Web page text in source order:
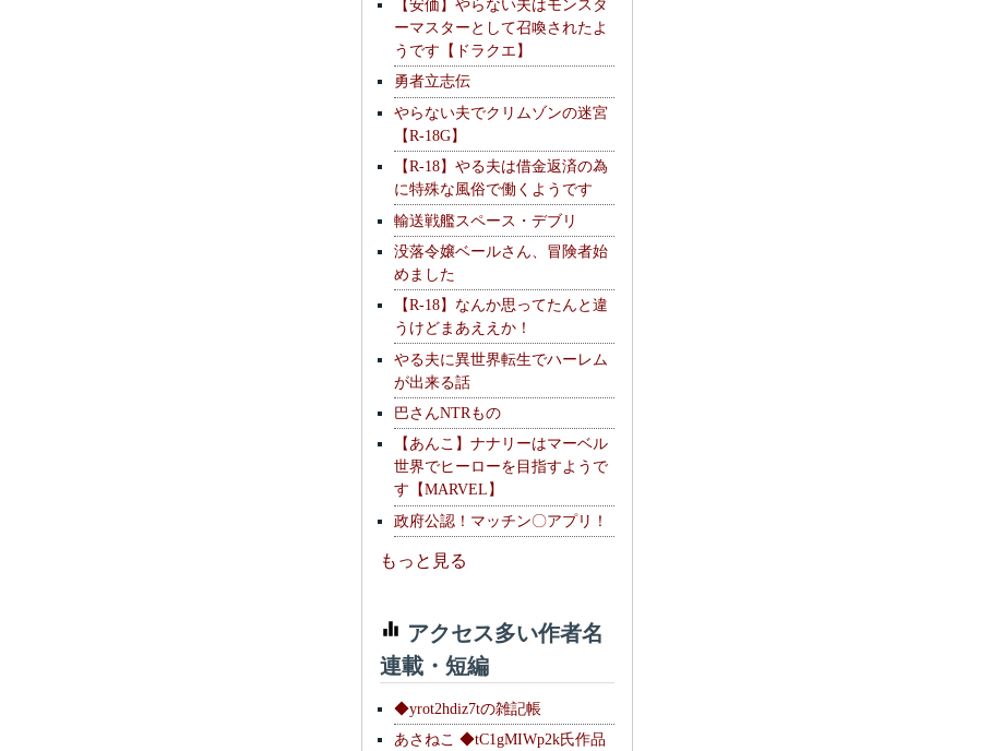
【安価】やらない夫はモンスタ
ーマスターとして召喚されたよ
うです【ドラクエ】
勇者立志伝
やらない夫でクリムゾンの迷宮
【R-18G】
【R-18】やる夫は借金返済の為
に特殊な風俗で働くようです
輸送戦艦スペース・デブリ
没落令嬢ベールさん、冒険者始
めました
【R-18】なんか思ってたんと違
うけどまあええか！
やる夫に異世界転生でハーレム
が出来る話
巴さんNTRもの
【あんこ】ナナリーはマーベル
世界でヒーローを目指すようで
す【MARVEL】
政府公認！マッチン〇アプリ！
もっと見る
アクセス多い作者名
連載・短編
◆yrot2hdiz7tの雑記帳
あさねこ ◆tC1gMIWp2k氏作品